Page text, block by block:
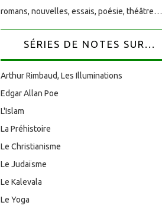
romans, nouvelles, essais, poésie, théâtre…
SÉRIES DE NOTES SUR...
Arthur Rimbaud, Les Illuminations
Edgar Allan Poe
L'Islam
La Préhistoire
Le Christianisme
Le Judaïsme
Le Kalevala
Le Yoga